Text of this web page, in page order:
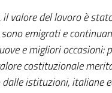
il valore del lavoro è
emigrati e
e migliori occasioni:
costituzionale
istituzioni, italiane